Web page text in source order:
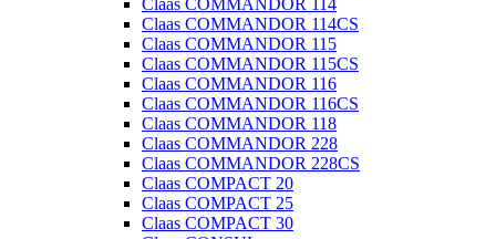
Claas COMMANDOR 114
Claas COMMANDOR 114CS
Claas COMMANDOR 115
Claas COMMANDOR 115CS
Claas COMMANDOR 116
Claas COMMANDOR 116CS
Claas COMMANDOR 118
Claas COMMANDOR 228
Claas COMMANDOR 228CS
Claas COMPACT 20
Claas COMPACT 25
Claas COMPACT 30